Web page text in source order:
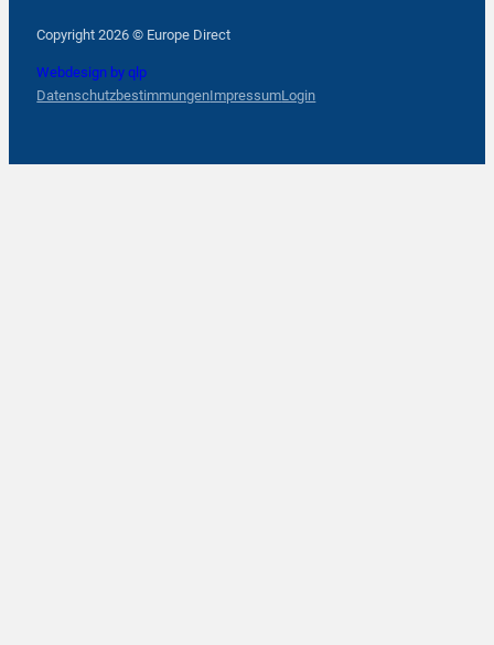
Copyright 2026 © Europe Direct
Webdesign by qlp
DatenschutzbestimmungenImpressumLogin